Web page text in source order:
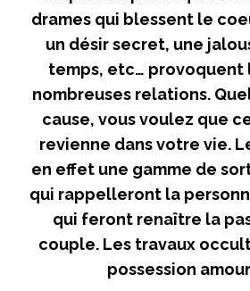
drames qui blessent le
un désir secret, une
temps, etc… provoquent
nombreuses relations.
cause, vous voulez que
revienne dans votre vie.
en effet une gamme de
qui rappelleront la
qui feront renaître la
couple. Les travaux
possession